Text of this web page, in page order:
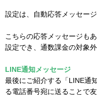
設定は、自動応答メッセー
こちらの応答メッセージも
設定でき、通数課金の対象外
LINE通知メッセージ
最後にご紹介する「LINE通
る電話番号宛に送ることで